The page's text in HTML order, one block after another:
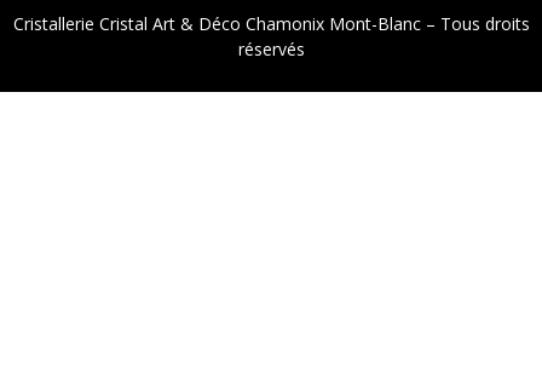
Cristallerie Cristal Art & Déco Chamonix Mont-Blanc – Tous droits
réservés